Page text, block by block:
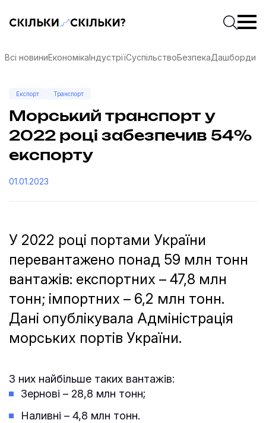
Скільки-скільки? — Медіа про суспільні даніПочати
Всі новиниЕкономікаІндустріїСуспільствоБезпекаДашборди
Експорт Транспорт
Морський транспорт у
2022 році забезпечив 54%
експорту
01.01.2023
У 2022 році портами України
перевантажено понад 59 млн тонн
вантажів: експортних – 47,8 млн
тонн; імпортних – 6,2 млн тонн.
Дані опублікувала Адміністрація
морських портів України.
З них найбільше таких вантажів:
Зернові – 28,8 млн тонн;
Наливні – 4,8 млн тонн.